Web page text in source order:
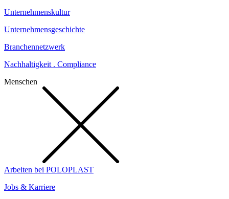
Unternehmenskultur
Unternehmensgeschichte
Branchennetzwerk
Nachhaltigkeit . Compliance
Menschen
Arbeiten bei POLOPLAST
Jobs & Karriere